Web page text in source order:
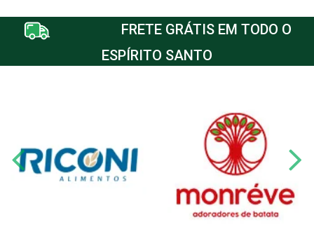
FRETE GRÁTIS EM TODO O
ESPÍRITO SANTO